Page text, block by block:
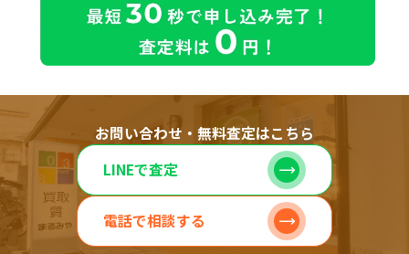
お問い合わせ・無料査定はこちら
LINEで査定
電話で相談する